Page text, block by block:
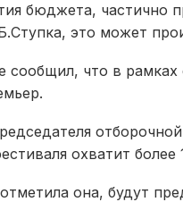
бюджета, частично
это может
сообщил, что в рамках
охватит
она, будут